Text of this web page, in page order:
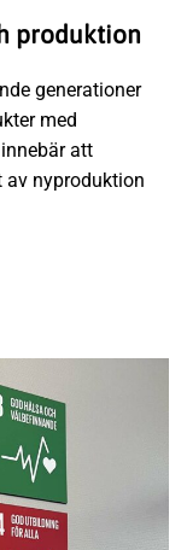
produktion
generationer
med
att
av nyproduktion